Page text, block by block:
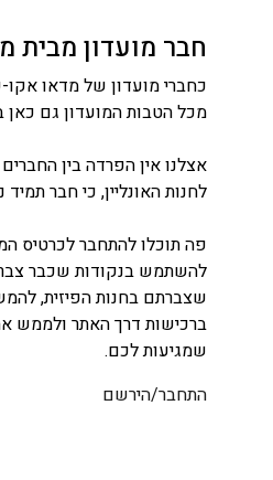
חבר מועדון מבית
כחברי מועדון של מדאו אקו-
מכל הטבות המועדון גם כאן
אצלנו אין הפרדה בין
לחנות האונליין, כי חבר
פה תוכלו להתחבר לכרטיס
להשתמש בנקודות שכבר
שצברתם בחנות הפיזית,
ברכישות דרך האתר ולממש
שמגיעות לכם.
התחבר/הירשם